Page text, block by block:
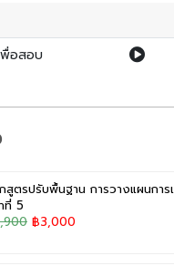
ข้อบกพร่องและจุดผิดพลาดในก
ไปปรับปรุงได้ทันเวลา
การตีโจทย์และตัดตัวเลือก:
แม่นยำในการทำข้อสอบภายใต้
บมือกับคำถามประเภทสมมติฐานเ
เรียบเรียงแผนการเงินที่มีประ
ารณ์ตรง เพื่อนำไปปรับใช้ทั้งใน
ค้าครับ
พื่อสอบ
สูตรปรับพื้นฐาน การวางแผนการ
ที่ 5
฿3,000